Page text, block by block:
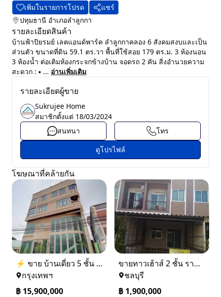
เพิ่มในรายการโปรด
แชร์
ปทุมธานี อำเภอลำลูกกา
รายละเอียดสินค้า
บ้านฟ้าปิยรมย์ เลคแอนด์พาร์ค ลำลูกกาคลอง 6 สังคมสงบและเป็น
ส่วนตัว ขนาดที่ดิน 59.1 ตร.วา พื้นที่ใช้สอย 179 ตร.ม. 3 ห้องนอน
3 ห้องน้ำ ต่อเติมห้องกระจกข้างบ้าน จอดรถ 2 คัน สิ่งอำนวยความ
สะดวก : ▪︎ ... อ่านเพิ่มเติม
รายละเอียดผู้ขาย
Sukrujee Home
สมาชิกตั้งแต่ 18/03/2024
สนทนา
โทร
ดูโปรไฟล์
โฆษณาที่คล้ายกัน
⚡ ขาย บ้านเดี่ยว 5 ชั้น ซอย ประชาชื่น 14 ใกล้ BTS
กรุงเทพฯ
฿ 15,900,000
ขายทาวเฮ้าส์ 2 ชั้น ราคา 1.9 ล้านบาท ที่อยู่ ศรีราชา ชลบุรี
ชลบุรี
฿ 1,900,000